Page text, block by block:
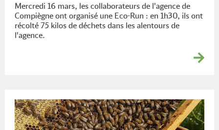
Mercredi 16 mars, les collaborateurs de l'agence de
Compiègne ont organisé une Eco-Run : en 1h30, ils ont
récolté 75 kilos de déchets dans les alentours de
l'agence.